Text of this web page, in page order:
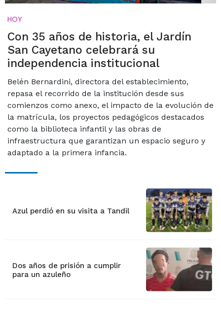
HOY
Con 35 años de historia, el Jardín
San Cayetano celebrará su
independencia institucional
Belén Bernardini, directora del establecimiento,
repasa el recorrido de la institución desde sus
comienzos como anexo, el impacto de la evolución de
la matrícula, los proyectos pedagógicos destacados
como la biblioteca infantil y las obras de
infraestructura que garantizan un espacio seguro y
adaptado a la primera infancia.
Azul perdió en su visita a Tandil
Dos años de prisión a cumplir
para un azuleño